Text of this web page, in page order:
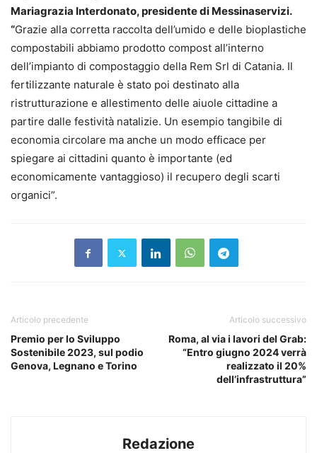
Mariagrazia Interdonato, presidente di Messinaservizi.
“Grazie alla corretta raccolta dell’umido e delle bioplastiche
compostabili abbiamo prodotto compost all’interno
dell’impianto di compostaggio della Rem Srl di Catania. Il
fertilizzante naturale è stato poi destinato alla
ristrutturazione e allestimento delle aiuole cittadine a
partire dalle festività natalizie. Un esempio tangibile di
economia circolare ma anche un modo efficace per
spiegare ai cittadini quanto è importante (ed
economicamente vantaggioso) il recupero degli scarti
organici”.
Articolo precedente
Premio per lo Sviluppo
Sostenibile 2023, sul podio
Genova, Legnano e Torino
Articolo successivo
Roma, al via i lavori del Grab:
“Entro giugno 2024 verrà
realizzato il 20%
dell’infrastruttura”
Redazione